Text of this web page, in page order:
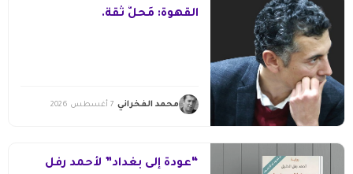
القهوة: مَحلُّ ثقة.
محمد الفخراني 7 أغسطس 2026
“عودة إلى بغداد” لأحمد رفل